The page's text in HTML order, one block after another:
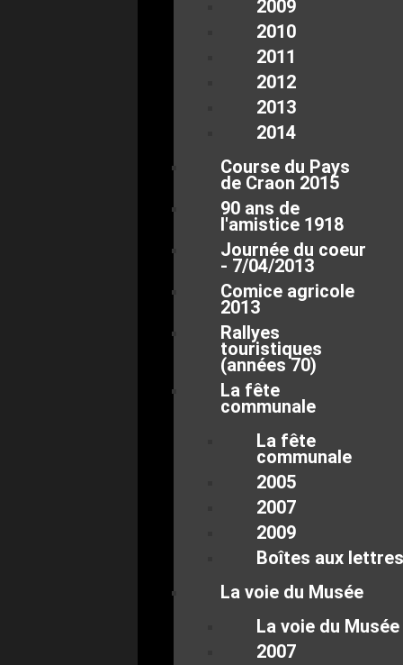
2009
2010
2011
2012
2013
2014
Course du Pays
de Craon 2015
90 ans de
l'amistice 1918
Journée du coeur
- 7/04/2013
Comice agricole
2013
Rallyes
touristiques
(années 70)
La fête
communale
La fête
communale
2005
2007
2009
Boîtes aux lettres
La voie du Musée
La voie du Musée
2007